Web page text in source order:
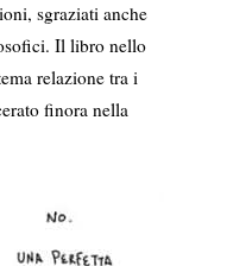
sgraziati anche
Il libro nello
relazione tra i
finora nella